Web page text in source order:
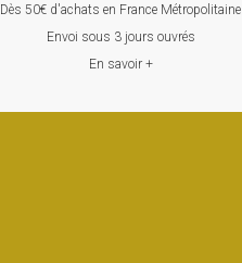
Dès 50€ d'achats en France Métropolitaine
Envoi sous 3 jours ouvrés
En savoir +